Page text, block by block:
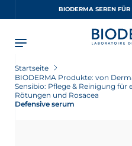
BIODERMA SEREN
Startseite
BIODERMA Produkte: von
Sensibio: Pflege & Reinigung
Rötungen und Rosacea
Defensive serum